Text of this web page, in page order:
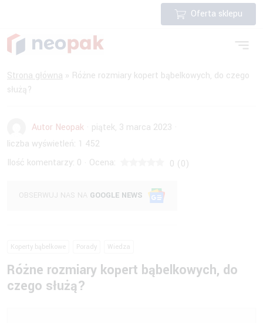
Oferta sklepu
Strona główna » Różne rozmiary kopert bąbelkowych, do czego
służą?
Autor Neopak · piątek, 3 marca 2023 ·
liczba wyświetleń: 1 452
Ilość komentarzy: 0 · Ocena: 0 (0)
OBSERWUJ NAS NA GOOGLE NEWS
Koperty bąbelkowe Porady Wiedza
Różne rozmiary kopert bąbelkowych, do
czego służą?